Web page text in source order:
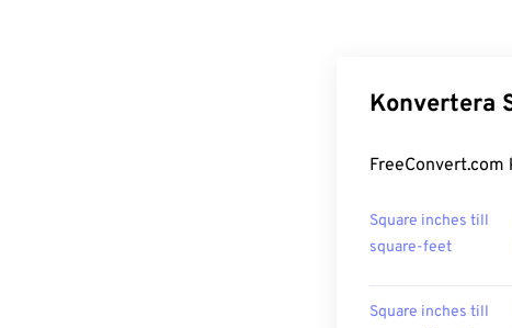
Konvertera
Square inches till
square-feet
Square inches till